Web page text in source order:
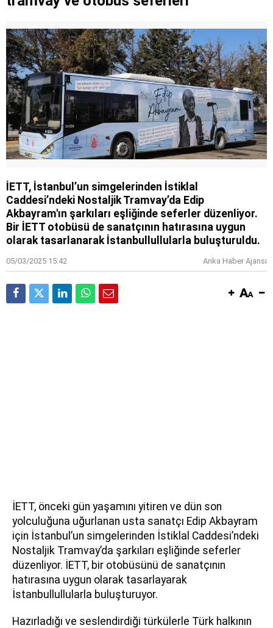
İETT, İstanbul’un simgelerinden İstiklal
Caddesi’ndeki Nostaljik Tramvay’da Edip
Akbayram'ın şarkıları eşliğinde seferler düzenliyor.
Bir İETT otobüsü de sanatçının hatırasına uygun
olarak tasarlanarak İstanbullullularla buluşturuldu.
05/03/2025 15:42 Anka Haber Ajansı
İETT, önceki gün yaşamını yitiren ve dün son
yolculuğuna uğurlanan usta sanatçı Edip Akbayram
için İstanbul’un simgelerinden İstiklal Caddesi’ndeki
Nostaljik Tramvay’da şarkıları eşliğinde seferler
düzenliyor. İETT, bir otobüsünü de sanatçının
hatırasına uygun olarak tasarlayarak
İstanbullullularla buluşturuyor.
Hazırladığı ve seslendirdiği türkülerle Türk halkının